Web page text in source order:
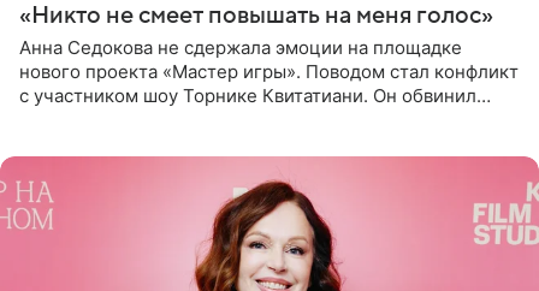
«Никто не смеет повышать на меня голос»
Анна Седокова не сдержала эмоции на площадке
нового проекта «Мастер игры». Поводом стал конфликт
с участником шоу Торнике Квитатиани. Он обвинил